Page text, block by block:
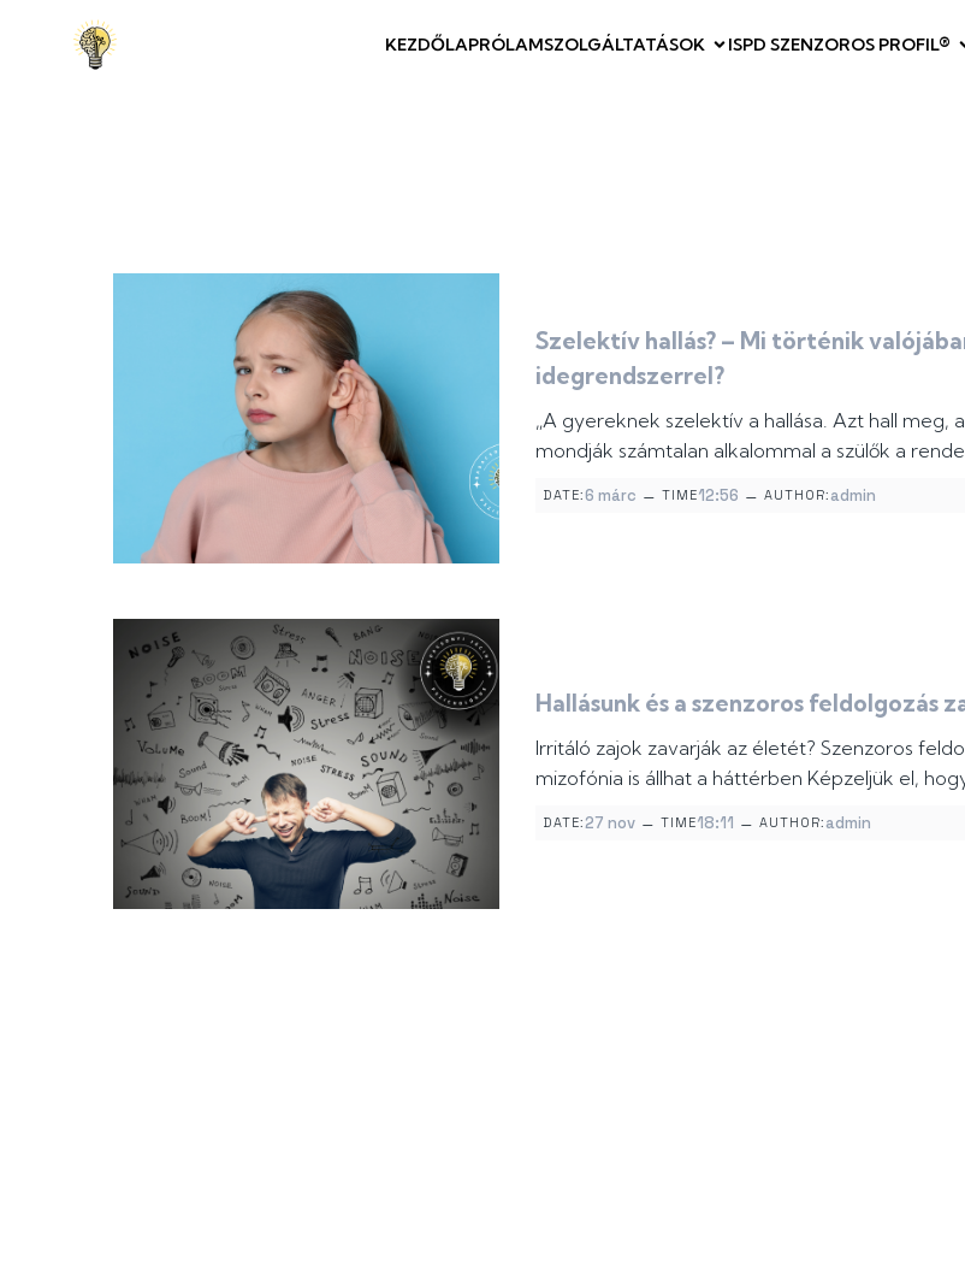
KEZDŐLAPRÓLAMSZOLGÁLTATÁSOK ISPD SZENZOROS PROFIL®
Szelektív hallás? – Mi történik
idegrendszerrel?
„A gyereknek szelektív a hallása. Azt hall meg,
mondják számtalan alkalommal a szülők a
DATE:6 márc – TIME12:56 – AUTHOR: admin
Hallásunk és a szenzoros feldolgozás
Irritáló zajok zavarják az életét? Szenzoros
mizofónia is állhat a háttérben Képzeljük el,
DATE:27 nov – TIME18:11 – AUTHOR: admin